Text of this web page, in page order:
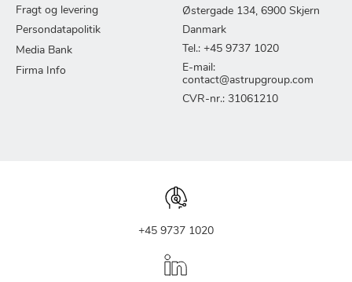
Fragt og levering
Persondatapolitik
Media Bank
Firma Info
Østergade 134, 6900 Skjern
Danmark
Tel.: +45 9737 1020
E-mail:
contact@astrupgroup.com
CVR-nr.: 31061210
+45 9737 1020